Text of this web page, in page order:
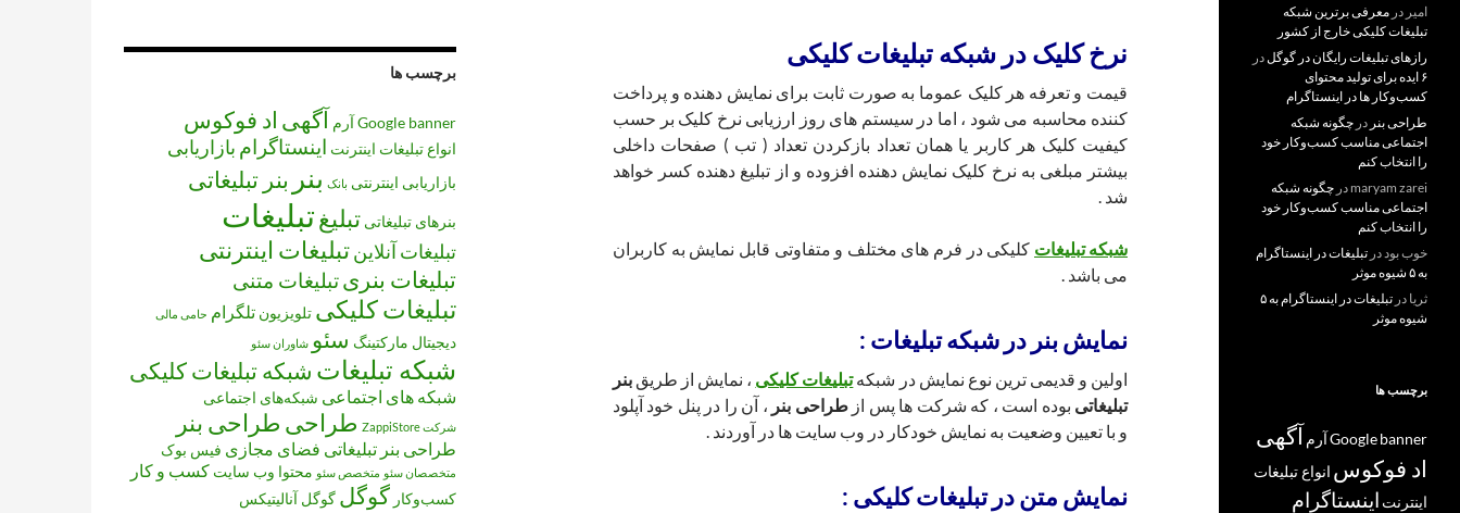
نرخ کلیک در شبکه تبلیغات کلیکی
قیمت و تعرفه هر کلیک عموما به صورت ثابت برای نمایش دهنده و پرداخت
کننده محاسبه می شود ، اما در سیستم های روز ارزیابی نرخ کلیک بر حسب
کیفیت کلیک هر کاربر یا همان تعداد بازکردن تعداد ( تب ) صفحات داخلی
بیشتر مبلغی به نرخ کلیک نمایش دهنده افزوده و از تبلیغ دهنده کسر خواهد
شد .
شبکه تبلیغات کلیکی در فرم های مختلف و متفاوتی قابل نمایش به کاربران
می باشد .
نمایش بنر در شبکه تبلیغات :
اولین و قدیمی ترین نوع نمایش در شبکهتبلیغات کلیکی ، نمایش از طریق بنر
تبلیغاتی بوده است ، که شرکت ها پس ازطراحی بنر ، آن را در پنل خود آپلود
و با تعیین وضعیت به نمایش خودکار در وب سایت ها در آوردند .
نمایش متن در تبلیغات کلیکی :
برچسب ها
banner
Googleآرم آگهی اد فوکوس
انواع تبلیغات اینترنت اینستاگرام بازاریابی
بازاریابی اینترنتی بانک بنر بنر تبلیغاتی
بنرهای تبلیغاتی تبلیغتبلیغات
تبلیغات آنلاینتبلیغات اینترنتی
تبلیغات بنریتبلیغات متنی
تبلیغات کلیکی تلویزیون تلگرام حامی مالی
دیجیتال مارکتینگ سئو شاوران سئو
شبکه تبلیغات شبکه تبلیغات کلیکی
شبکه های اجتماعی شبکه‌های اجتماعی
شرکت ZappiStore طراحی طراحی بنر
طراحی بنر تبلیغاتی فضای مجازی فیس بوک
متخصصان سئو متخصص سئو محتوا وب سایت کسب و کار
کسب‌وکار گوگل گوگل آنالیتیکس
امیر در معرفی برترین شبکه
تبلیغات کلیکی خارج از کشور
رازهای تبلیغات رایگان در گوگلدر
۶ ایده برای تولید محتوای
کسب‌و‌کار ها در اینستاگرام
طراحی بنر در چگونه شبکه
اجتماعی مناسب کسب‌وکار خود
را انتخاب کنم
maryam zarei در چگونه شبکه
اجتماعی مناسب کسب‌وکار خود
را انتخاب کنم
خوب بوددر تبلیغات در اینستاگرام
به ۵ شیوه موثر
ثریا در
تبلیغات در اینستاگرام به ۵
شیوه موثر
برچسب ها
banner
Googleآرم آگهی
اد فوکوس انواع تبلیغات
اینترنت اینستاگرام